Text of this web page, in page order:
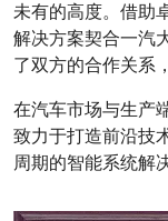
未有的高度。借助
解决方案契合一汽
了双方的合作关系
在汽车市场与生产
致力于打造前沿技
周期的智能系统解